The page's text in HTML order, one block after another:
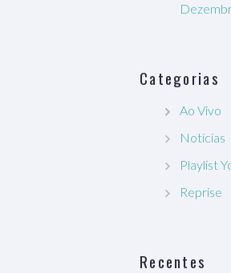
Categorias
Ao Vivo
Notícias
Playlist
Reprise
Recentes